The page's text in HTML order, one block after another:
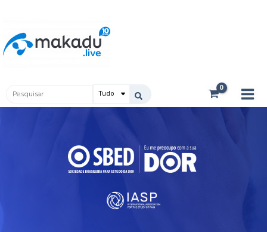
conteúdo
Pesquisar
...